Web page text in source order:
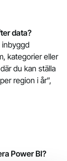
data?
inbyggd
kategorier eller
du kan ställa
region i år”,
Power BI?